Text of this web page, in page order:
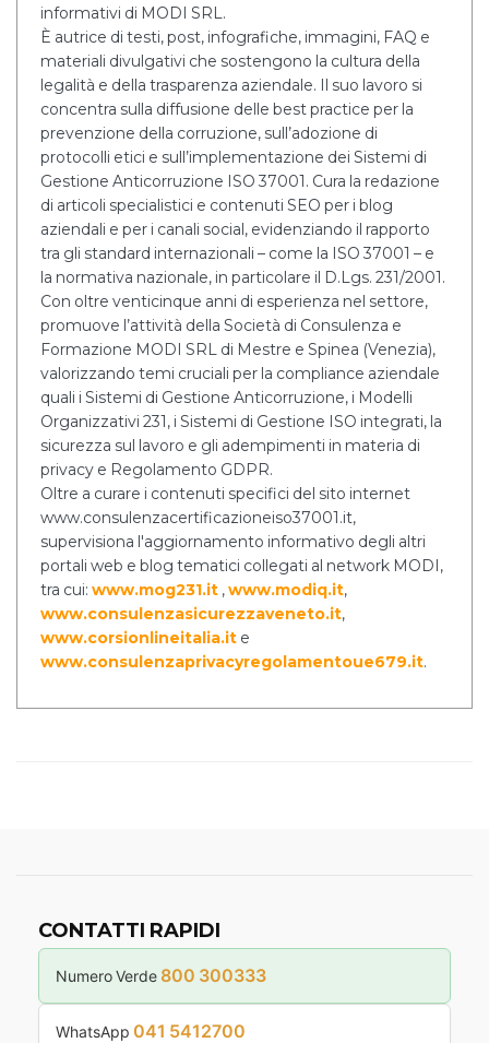
informativi di MODI SRL.
È autrice di testi, post, infografiche, immagini, FAQ e
materiali divulgativi che sostengono la cultura della
legalità e della trasparenza aziendale. Il suo lavoro si
concentra sulla diffusione delle best practice per la
prevenzione della corruzione, sull’adozione di
protocolli etici e sull’implementazione dei Sistemi di
Gestione Anticorruzione ISO 37001. Cura la redazione
di articoli specialistici e contenuti SEO per i blog
aziendali e per i canali social, evidenziando il rapporto
tra gli standard internazionali – come la ISO 37001 – e
la normativa nazionale, in particolare il D.Lgs. 231/2001.
Con oltre venticinque anni di esperienza nel settore,
promuove l’attività della Società di Consulenza e
Formazione MODI SRL di Mestre e Spinea (Venezia),
valorizzando temi cruciali per la compliance aziendale
quali i Sistemi di Gestione Anticorruzione, i Modelli
Organizzativi 231, i Sistemi di Gestione ISO integrati, la
sicurezza sul lavoro e gli adempimenti in materia di
privacy e Regolamento GDPR.
Oltre a curare i contenuti specifici del sito internet
www.consulenzacertificazioneiso37001.it,
supervisiona l'aggiornamento informativo degli altri
portali web e blog tematici collegati al network MODI,
tra cui: www.mog231.it ,www.modiq.it,
www.consulenzasicurezzaveneto.it,
www.corsionlineitalia.it e
www.consulenzaprivacyregolamentoue679.it.
CONTATTI RAPIDI
Numero Verde 800 300333
WhatsApp 041 5412700